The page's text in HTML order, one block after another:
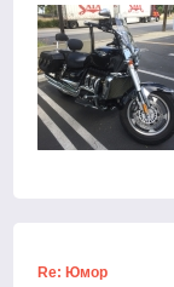
Re: Юмор